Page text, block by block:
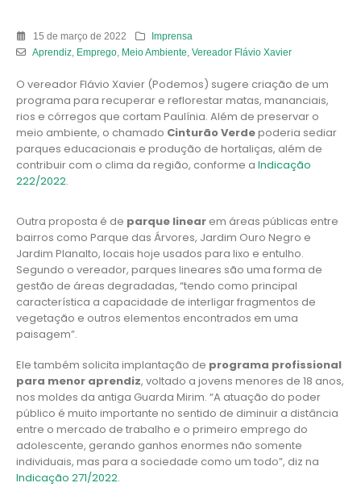
15 de março de 2022
Imprensa
Aprendiz, Emprego, Meio Ambiente Vereador Flávio Xavier
O vereador Flávio Xavier (Podemos) sugere criação de um
programa para recuperar e reflorestar matas, mananciais,
rios e córregos que cortam Paulínia. Além de preservar o
meio ambiente, o chamado Cinturão Verdepoderia sediar
parques educacionais e produção de hortaliças, além de
contribuir com o clima da região, conforme a Indicação
222/2022.
Outra proposta é de parque linear em áreas públicas entre
bairros como Parque das Árvores, Jardim Ouro Negro e
Jardim Planalto, locais hoje usados para lixo e entulho.
Segundo o vereador, parques lineares são uma forma de
gestão de áreas degradadas, “tendo como principal
característica a capacidade de interligar fragmentos de
vegetação e outros elementos encontrados em uma
paisagem”.
Ele também solicita implantação de programa profissional
para menor aprendiz, voltado a jovens menores de 18 anos,
nos moldes da antiga Guarda Mirim. “A atuação do poder
público é muito importante no sentido de diminuir a distância
entre o mercado de trabalho e o primeiro emprego do
adolescente, gerando ganhos enormes não somente
individuais, mas para a sociedade como um todo”, diz na
Indicação 271/2022.